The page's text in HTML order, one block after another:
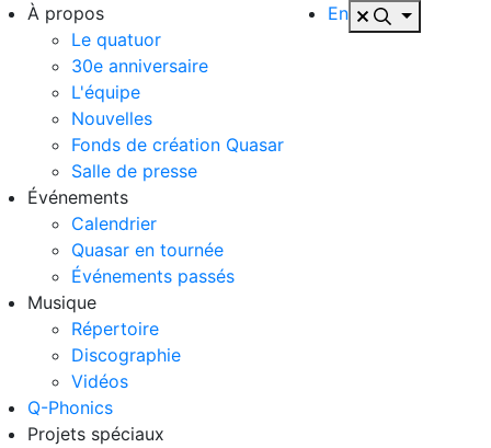
À propos
Le quatuor
30e anniversaire
L'équipe
Nouvelles
Fonds de création Quasar
Salle de presse
Événements
Calendrier
Quasar en tournée
Événements passés
Musique
Répertoire
Discographie
Vidéos
Q-Phonics
Projets spéciaux
En